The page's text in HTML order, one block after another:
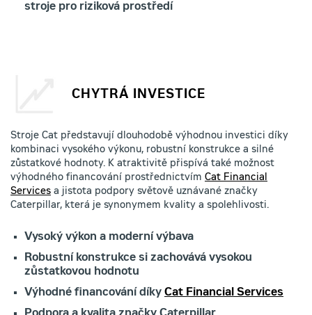
stroje pro riziková prostředí
CHYTRÁ INVESTICE
Stroje Cat představují dlouhodobě výhodnou investici díky
kombinaci vysokého výkonu, robustní konstrukce a silné
zůstatkové hodnoty. K atraktivitě přispívá také možnost
výhodného financování prostřednictvím Cat Financial
Services a jistota podpory světově uznávané značky
Caterpillar, která je synonymem kvality a spolehlivosti.
Vysoký výkon a moderní výbava
Robustní konstrukce si zachovává vysokou
zůstatkovou hodnotu
Výhodné financování díky Cat Financial Services